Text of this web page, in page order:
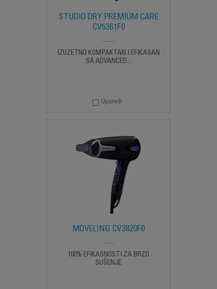
STUDIO DRY PREMIUM CARE
CV5361F0
IZUZETNO KOMPAKTAN I EFIKASAN
SA ADVANCED...
Uporedi
MOVELING CV3820F0
100% EFIKASNOSTI ZA BRZO
SUŠENJE